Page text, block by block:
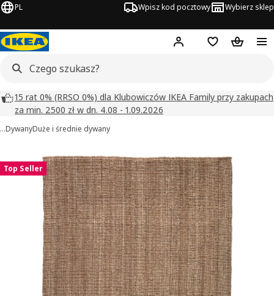
PL Wpisz kod pocztowy Wybierz sklep
Hej! Zaloguj się
Lista zakupowa
Koszyk
15 rat 0% (RRSO 0%) dla Klubowiczów IKEA Family przy zakupach
za min. 2500 zł w dn. 4.08 - 1.09.2026
…DywanyDuże i średnie dywany
obrazy
Top Seller